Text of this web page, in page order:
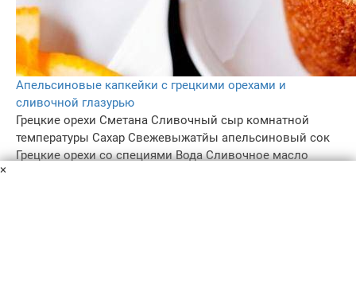
Апельсиновые капкейки с грецкими орехами и
сливочной глазурью
Грецкие орехи Сметана Сливочный сыр комнатной
температуры Сахар Свежевыжатйы апельсиновый сок
Грецкие орехи со специями Вода Сливочное масло
×